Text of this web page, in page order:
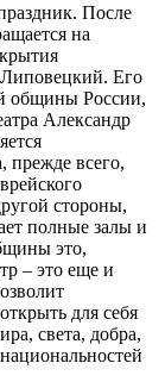
После
на
Липовецкий. Его
общины России,
Александр
прежде всего,
стороны,
полные залы и
это,
– это еще и
для себя
света, добра,